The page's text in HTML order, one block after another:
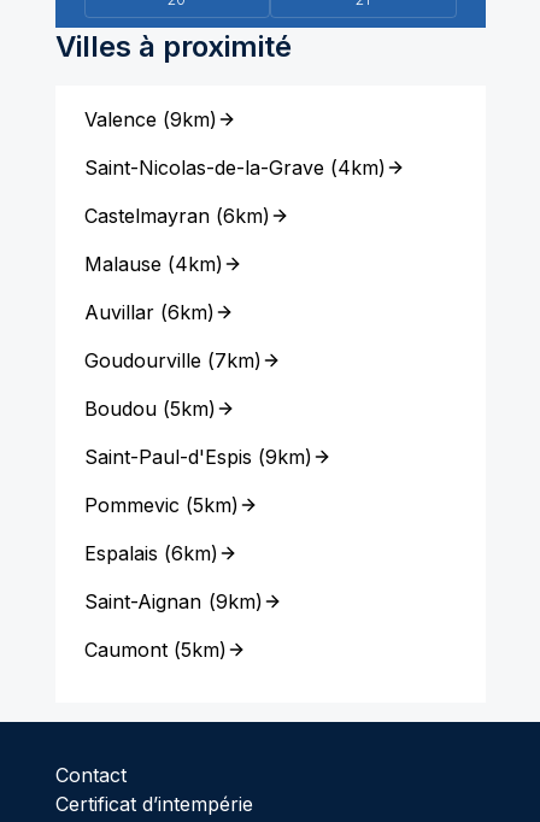
Villes à proximité
Valence(9km)
Saint-Nicolas-de-la-Grave(4km)
Castelmayran(6km)
Malause(4km)
Auvillar(6km)
Goudourville(7km)
Boudou(5km)
Saint-Paul-d'Espis (9km)
Pommevic (5km)
Espalais (6km)
Saint-Aignan (9km)
Caumont(5km)
Contact
Certificat d’intempérie